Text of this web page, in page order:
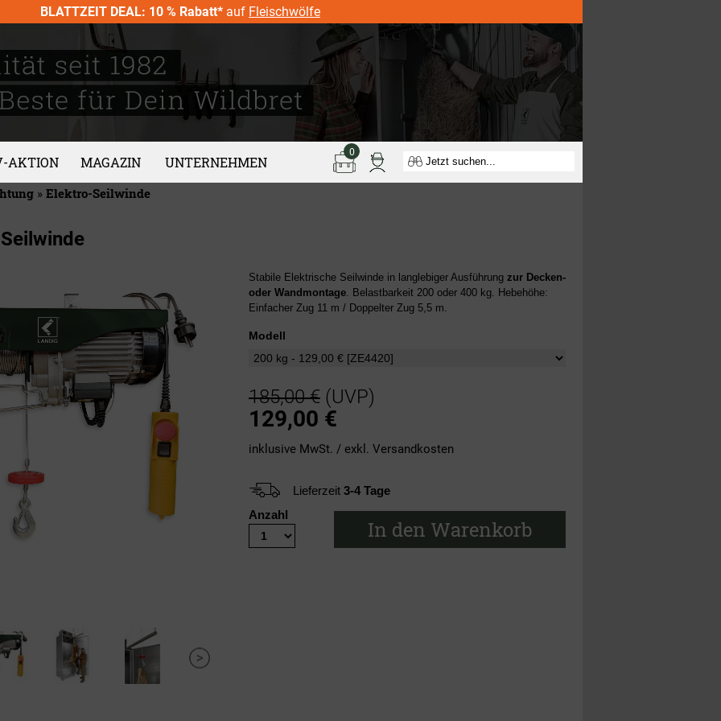
BLATTZEIT DEAL: 10 % Rabatt* auf Fleischwölfe
AKTION MAGAZIN UNTERNEHMEN
0
» Elektro-Seilwinde
Stabile Elektrische Seilwinde in langlebiger Ausführung zur Decken-
oder Wandmontage. Belastbarkeit 200 oder 400 kg. Hebehöhe:
Einfacher Zug 11 m / Doppelter Zug 5,5 m.
Modell
185,00 € (UVP)
129,00 €
inklusive MwSt. / exkl. Versandkosten
Lieferzeit 3-4 Tage
Anzahl
In den Warenkorb